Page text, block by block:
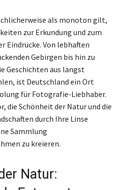
als monoton gilt,
zur Erkundung und zum
Eindrücke. Von lebhaften
Gebirgen bis hin zu
Geschichten aus längst
ist Deutschland ein Ort
für Fotografie-Liebhaber.
die Schönheit der Natur und die
durch Ihre Linse
Sammlung
zu kreieren.
Natur: